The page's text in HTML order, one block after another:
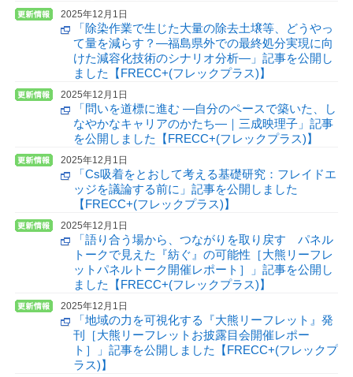
2025年12月1日
「除染作業で生じた大量の除去土壌等、どうやっ
て量を減らす？—福島県外での最終処分実現に向
けた減容化技術のシナリオ分析—」記事を公開し
ました【FRECC+(フレックプラス)】
2025年12月1日
「問いを道標に進む —自分のペースで築いた、し
なやかなキャリアのかたち—｜三成映理子」記事
を公開しました【FRECC+(フレックプラス)】
2025年12月1日
「Cs吸着をとおして考える基礎研究：フレイドエ
ッジを議論する前に」記事を公開しました
【FRECC+(フレックプラス)】
2025年12月1日
「語り合う場から、つながりを取り戻す パネル
トークで見えた『紡ぐ』の可能性［大熊リーフレ
ットパネルトーク開催レポート］」記事を公開し
ました【FRECC+(フレックプラス)】
2025年12月1日
「地域の力を可視化する『大熊リーフレット』発
刊［大熊リーフレットお披露目会開催レポー
ト］」記事を公開しました【FRECC+(フレックプ
ラス)】